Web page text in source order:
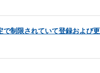
制限されていて登録および